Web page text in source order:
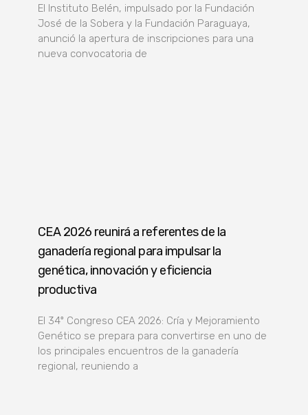
El Instituto Belén, impulsado por la Fundación
José de la Sobera y la Fundación Paraguaya,
anunció la apertura de inscripciones para una
nueva convocatoria de
CEA 2026 reunirá a referentes de la
ganadería regional para impulsar la
genética, innovación y eficiencia
productiva
El 34º Congreso CEA 2026: Cría y Mejoramiento
Genético se prepara para convertirse en uno de
los principales encuentros de la ganadería
regional, reuniendo a